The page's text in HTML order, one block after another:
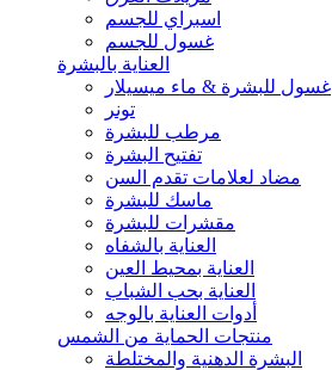
اسبراي للجسم
غسول للجسم
العناية بالبشرة
غسول للبشرة & ماء ميسيلار
تونر
مرطب للبشرة
تفتيح البشرة
مضاد لعلامات تقدم السن
ماسك للبشرة
مقشرات للبشرة
العناية بالشفاه
العناية بمحيط العين
العناية بحب الشباب
أدوات العناية بالوجه
منتجات الحماية من الشمس
البشرة الدهنية والمختلطة